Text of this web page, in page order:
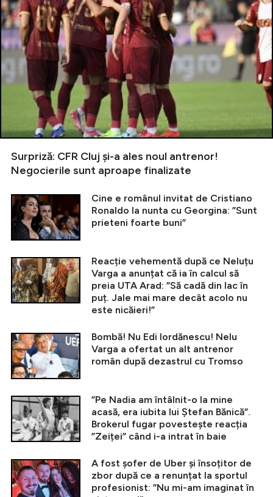
Surpriză: CFR Cluj și-a ales noul antrenor!
Negocierile sunt aproape finalizate
Cine e românul invitat de Cristiano
Ronaldo la nunta cu Georgina: ”Sunt
prieteni foarte buni”
Reacție vehementă după ce Neluțu
Varga a anunțat că ia în calcul să
preia UTA Arad: ”Să cadă din lac în
puț. Jale mai mare decât acolo nu
este nicăieri!”
Bombă! Nu Edi Iordănescu! Nelu
Varga a ofertat un alt antrenor
român după dezastrul cu Tromso
”Pe Nadia am întâlnit-o la mine
acasă, era iubita lui Ștefan Bănică”.
Brokerul fugar povestește reacția
”Zeiței” când i-a intrat în baie
A fost șofer de Uber și însoțitor de
zbor după ce a renunțat la sportul
profesionist: ”Nu mi-am imaginat în